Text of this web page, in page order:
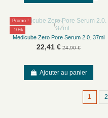
Promo !
-10%
Medicube Zero Pore Serum 2.0. 37ml
22,41 € 24,90 €
Ajouter au panier
1 2